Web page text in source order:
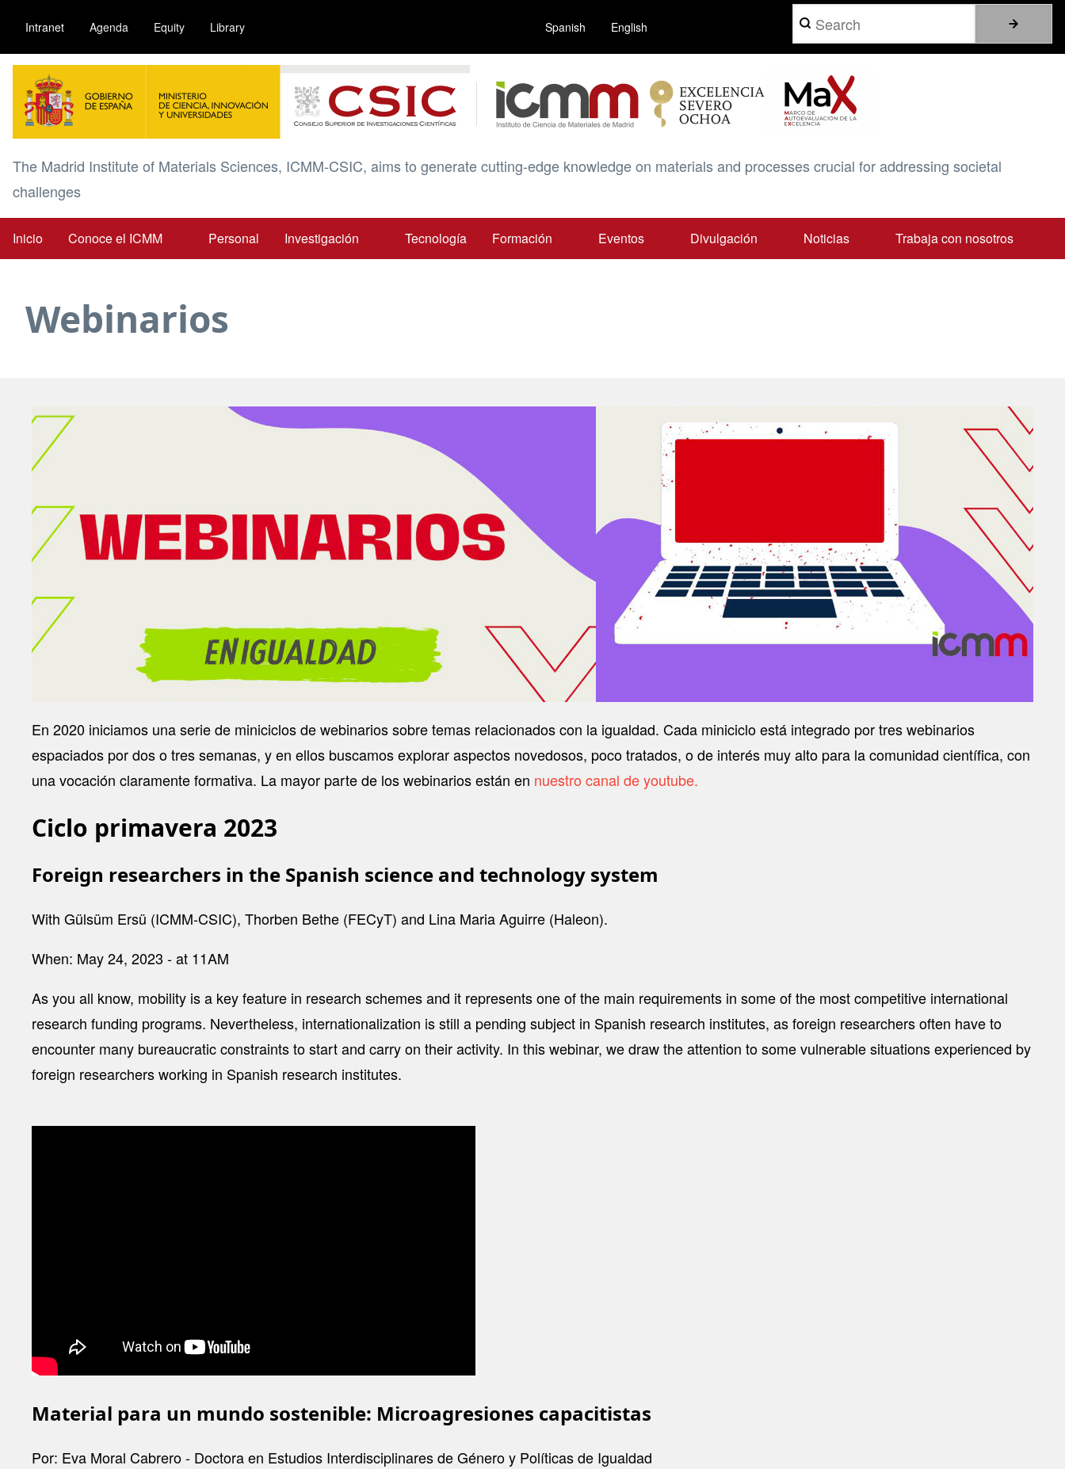
contenido
principal
Intranet Agenda Equity Library Spanish English Search
Image
The Madrid Institute of Materials Sciences, ICMM-CSIC, aims to generate cutting-edge knowledge on materials and processes crucial for addressing societal
challenges
Main
Inicio Conoce el ICMM Personal Investigación Tecnología Formación Eventos Divulgación Noticias Trabaja con nosotros
Webinarios
En 2020 iniciamos una serie de miniciclos de webinarios sobre temas relacionados con la igualdad. Cada miniciclo está integrado por tres webinarios
espaciados por dos o tres semanas, y en ellos buscamos explorar aspectos novedosos, poco tratados, o de interés muy alto para la comunidad científica, con
una vocación claramente formativa. La mayor parte de los webinarios están en nuestro canal de youtube.
Ciclo primavera 2023
Foreign researchers in the Spanish science and technology system
With Gülsüm Ersü (ICMM-CSIC), Thorben Bethe (FECyT) and Lina Maria Aguirre (Haleon).
When: May 24, 2023 - at 11AM
As you all know, mobility is a key feature in research schemes and it represents one of the main requirements in some of the most competitive international
research funding programs. Nevertheless, internationalization is still a pending subject in Spanish research institutes, as foreign researchers often have to
encounter many bureaucratic constraints to start and carry on their activity. In this webinar, we draw the attention to some vulnerable situations experienced by
foreign researchers working in Spanish research institutes.
Material para un mundo sostenible: Microagresiones capacitistas
Por: Eva Moral Cabrero - Doctora en Estudios Interdisciplinares de Género y Políticas de Igualdad